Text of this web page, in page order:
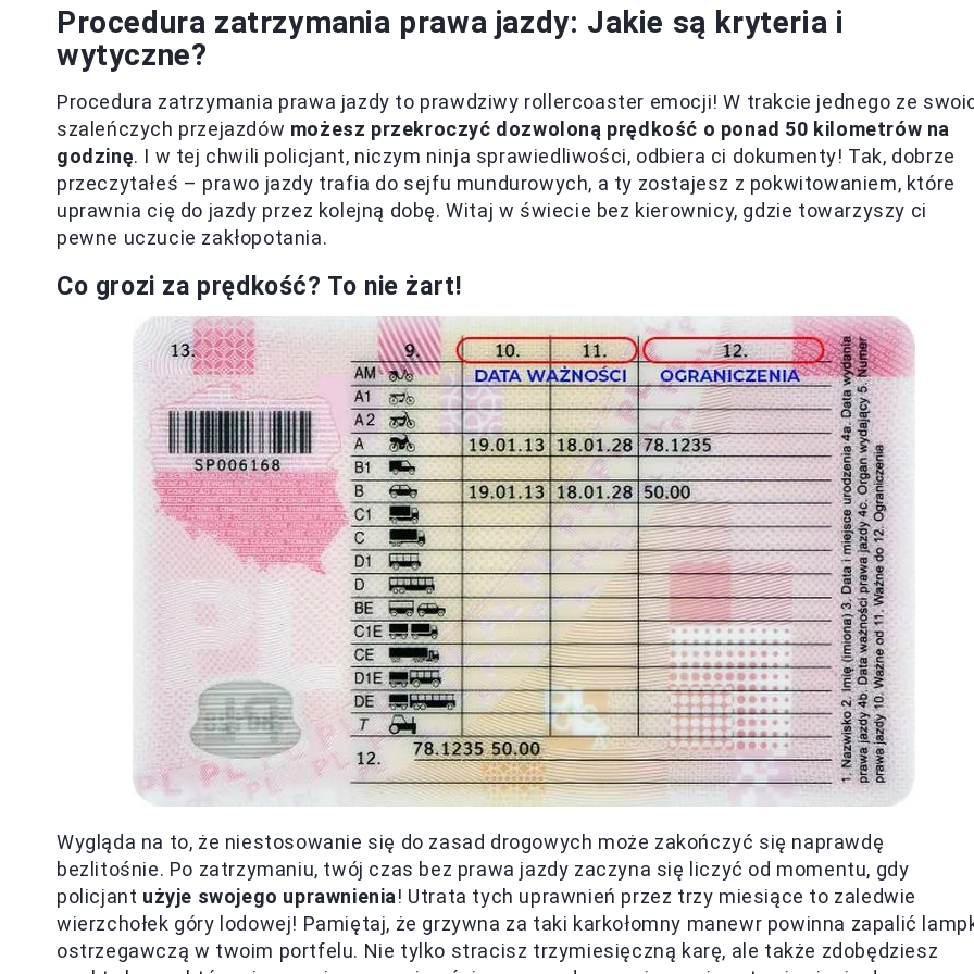
Procedura zatrzymania prawa jazdy: Jakie są kryteria i
wytyczne?
Procedura zatrzymania prawa jazdy to prawdziwy rollercoaster emocji! W trakcie jednego ze
szaleńczych przejazdów możesz przekroczyć dozwoloną prędkość o ponad 50 kilometrów na
godzinę. I w tej chwili policjant, niczym ninja sprawiedliwości, odbiera ci dokumenty! Tak, dobrze
przeczytałeś – prawo jazdy trafia do sejfu mundurowych, a ty zostajesz z pokwitowaniem, które
uprawnia cię do jazdy przez kolejną dobę. Witaj w świecie bez kierownicy, gdzie towarzyszy ci
pewne uczucie zakłopotania.
Co grozi za prędkość? To nie żart!
Wygląda na to, że niestosowanie się do zasad drogowych może zakończyć się naprawdę
bezlitośnie. Po zatrzymaniu, twój czas bez prawa jazdy zaczyna się liczyć od momentu, gdy
policjant użyje swojego uprawnienia! Utrata tych uprawnień przez trzy miesiące to zaledwie
wierzchołek góry lodowej! Pamiętaj, że grzywna za taki karkołomny manewr powinna zapalić
ostrzegawczą w twoim portfelu. Nie tylko stracisz trzymiesięczną karę, ale także zdobędziesz